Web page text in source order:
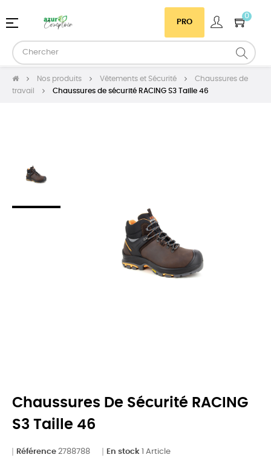
PRO
0
Basculer
navigation
☰
Nos produits Vêtements et Sécurité
Chaussures de
travail
Chaussures de sécurité RACING S3 Taille 46
Chaussures De Sécurité RACING
S3 Taille 46
Référence 2788788 En stock 1 Article